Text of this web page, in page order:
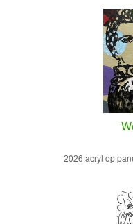
2026 acryl op